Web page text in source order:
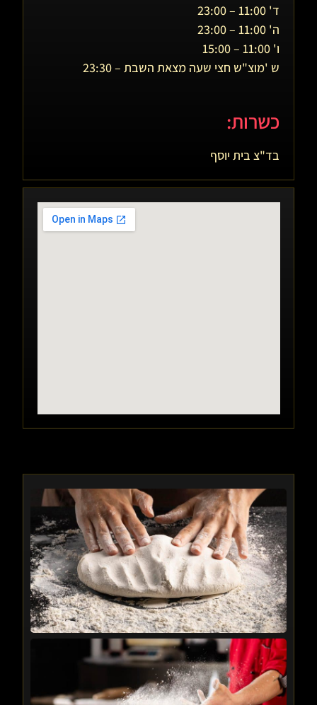
ד' 11:00 – 23:00
ה' 11:00 – 23:00
ו' 11:00 – 15:00
ש 'מוצ"ש חצי שעה מצאת השבת – 23:30
כשרות:
בד"צ בית יוסף